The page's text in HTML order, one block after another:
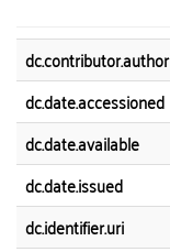
dc.contributor.author
dc.date.accessioned
dc.date.available
dc.date.issued
dc.identifier.uri